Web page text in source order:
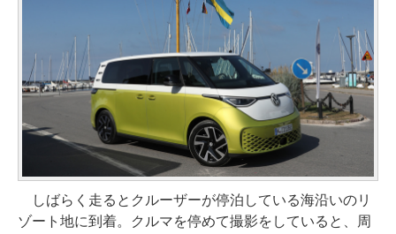
しばらく走るとクルーザーが停泊している海沿いのリ
ゾート地に到着。クルマを停めて撮影をしていると、周